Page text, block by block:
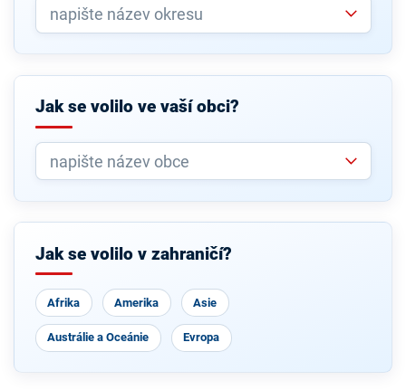
Jak se volilo ve vaší obci?
Jak se volilo v zahraničí?
Afrika Amerika Asie
Austrálie a Oceánie Evropa